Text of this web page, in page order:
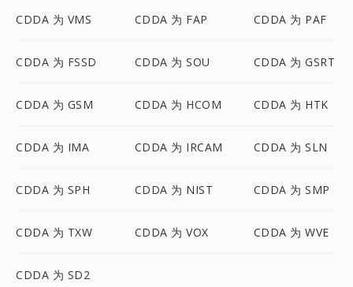
CDDA 为 VMS CDDA 为 FAP CDDA 为 PAF
CDDA 为 FSSD CDDA 为 SOU CDDA 为 GSRT
CDDA 为 GSM CDDA 为 HCOM CDDA 为 HTK
CDDA 为 IMA CDDA 为 IRCAM CDDA 为 SLN
CDDA 为 SPH CDDA 为 NIST CDDA 为 SMP
CDDA 为 TXW CDDA 为 VOX CDDA 为 WVE
CDDA 为 SD2